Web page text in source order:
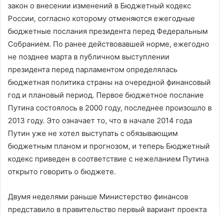
закон о внесении изменений в Бюджетный кодекс
России, согласно которому отменяются ежегодные
бюджетные послания президента перед Федеральным
Собранием. По ранее действовавшей норме, ежегодно
не позднее марта в публичном выступлении
президента перед парламентом определялась
бюджетная политика страны на очередной финансовый
год и плановый период. Первое бюджетное послание
Путина состоялось в 2000 году, последнее произошло в
2013 году. Это означает то, что в начале 2014 года
Путин уже не хотел выступать с обязывающим
бюджетным планом и прогнозом, и теперь Бюджетный
кодекс приведен в соответствие с нежеланием Путина
открыто говорить о бюджете.
Двумя неделями раньше Министерство финансов
представило в правительство первый вариант проекта